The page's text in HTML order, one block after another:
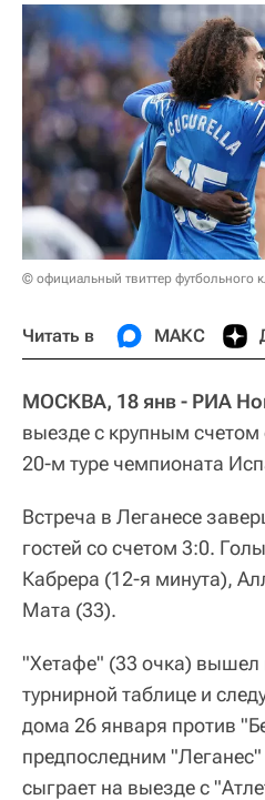
© официальный твиттер футбольного
Читать в МАКС
МОСКВА, 18 янв - РИА
выезде с крупным
20-м туре чемпионата
Встреча в Леганесе
гостей со счетом 3:0.
Кабрера (12-я минута),
Мата (33).
"Хетафе" (33 очка) вышел
турнирной таблице и
дома 26 января против
предпоследним "Леганес"
сыграет на выезде с